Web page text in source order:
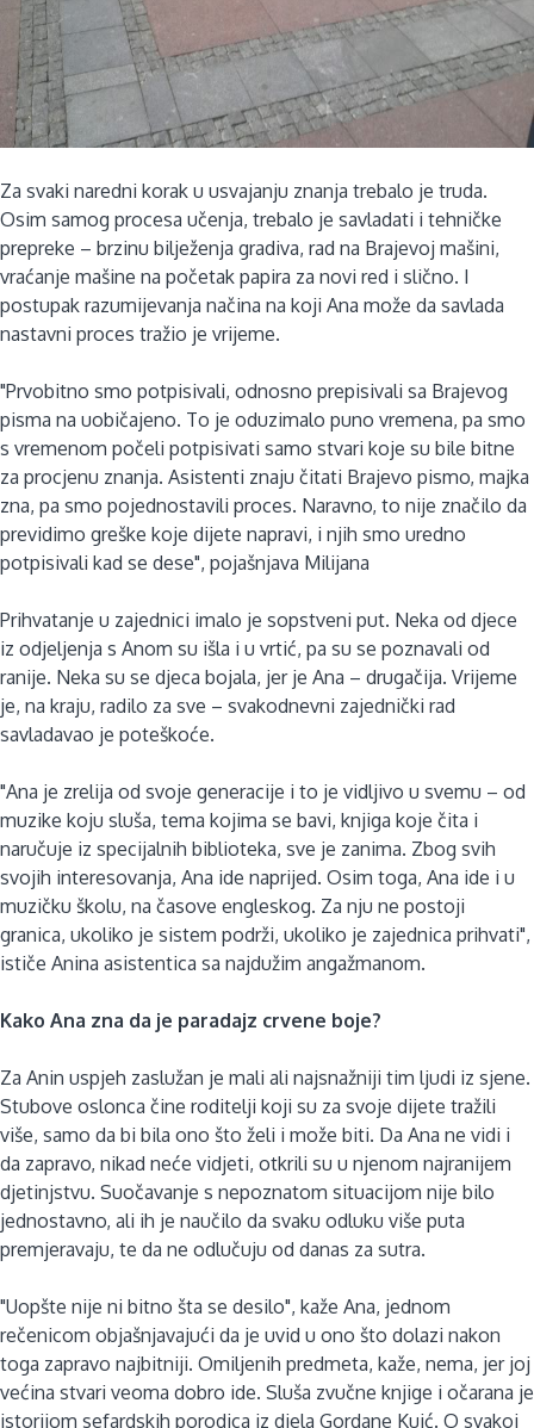
Za svaki naredni korak u usvajanju znanja trebalo je truda.
Osim samog procesa učenja, trebalo je savladati i tehničke
prepreke – brzinu bilježenja gradiva, rad na Brajevoj mašini,
vraćanje mašine na početak papira za novi red i slično. I
postupak razumijevanja načina na koji Ana može da savlada
nastavni proces tražio je vrijeme.
"Prvobitno smo potpisivali, odnosno prepisivali sa Brajevog
pisma na uobičajeno. To je oduzimalo puno vremena, pa smo
s vremenom počeli potpisivati samo stvari koje su bile bitne
za procjenu znanja. Asistenti znaju čitati Brajevo pismo, majka
zna, pa smo pojednostavili proces. Naravno, to nije značilo da
previdimo greške koje dijete napravi, i njih smo uredno
potpisivali kad se dese", pojašnjava Milijana
Prihvatanje u zajednici imalo je sopstveni put. Neka od djece
iz odjeljenja s Anom su išla i u vrtić, pa su se poznavali od
ranije. Neka su se djeca bojala, jer je Ana – drugačija. Vrijeme
je, na kraju, radilo za sve – svakodnevni zajednički rad
savladavao je poteškoće.
"Ana je zrelija od svoje generacije i to je vidljivo u svemu – od
muzike koju sluša, tema kojima se bavi, knjiga koje čita i
naručuje iz specijalnih biblioteka, sve je zanima. Zbog svih
svojih interesovanja, Ana ide naprijed. Osim toga, Ana ide i u
muzičku školu, na časove engleskog. Za nju ne postoji
granica, ukoliko je sistem podrži, ukoliko je zajednica prihvati",
ističe Anina asistentica sa najdužim angažmanom.
Kako Ana zna da je paradajz crvene boje?
Za Anin uspjeh zaslužan je mali ali najsnažniji tim ljudi iz sjene.
Stubove oslonca čine roditelji koji su za svoje dijete tražili
više, samo da bi bila ono što želi i može biti. Da Ana ne vidi i
da zapravo, nikad neće vidjeti, otkrili su u njenom najranijem
djetinjstvu. Suočavanje s nepoznatom situacijom nije bilo
jednostavno, ali ih je naučilo da svaku odluku više puta
premjeravaju, te da ne odlučuju od danas za sutra.
"Uopšte nije ni bitno šta se desilo", kaže Ana, jednom
rečenicom objašnjavajući da je uvid u ono što dolazi nakon
toga zapravo najbitniji. Omiljenih predmeta, kaže, nema, jer joj
većina stvari veoma dobro ide. Sluša zvučne knjige i očarana je
istorijom sefardskih porodica iz djela Gordane Kuić. O svakoj